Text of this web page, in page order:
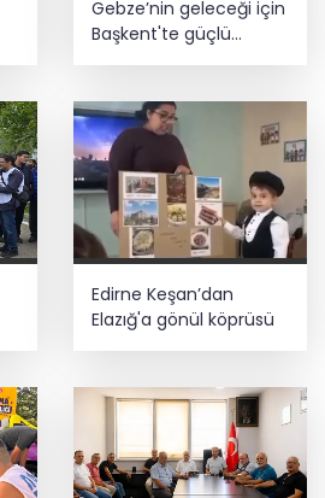
Gebze’nin geleceği için
Başkent'te güçlü
temaslar
Edirne Keşan’dan
Elazığ'a gönül köprüsü